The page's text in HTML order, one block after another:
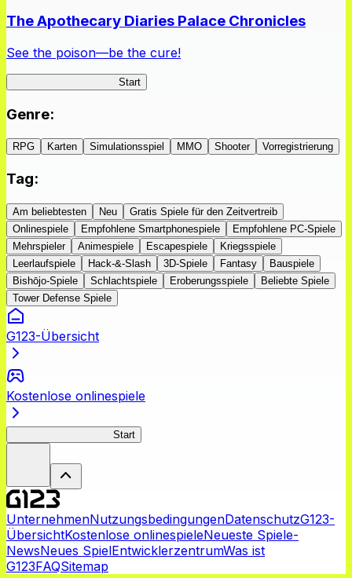
The Apothecary Diaries Palace Chronicles
See the poison—be the cure!
Start
Genre:
RPG Karten Simulationsspiel MMO Shooter Vorregistrierung
Tag:
Am beliebtesten Neu
Gratis Spiele für den Zeitvertreib
Onlinespiele
Empfohlene Smartphonespiele
Empfohlene PC-Spiele
Mehrspieler
Animespiele Escapespiele
Kriegsspiele
Leerlaufspiele
Hack-&-Slash 3D-Spiele Fantasy
Bauspiele
Bishōjo-Spiele
Schlachtspiele Eroberungsspiele
Beliebte Spiele
Tower Defense Spiele
G123-Übersicht
Kostenlose onlinespiele
Start
UnternehmenNutzungsbedingungenDatenschutzG123-
ÜbersichtKostenlose onlinespieleNeueste Spiele-
NewsNeues SpielEntwicklerzentrumWas ist
G123FAQSitemap